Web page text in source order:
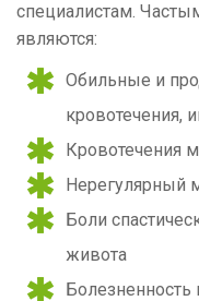
специалистам.
являются:
Обильные и
кровотечения,
Кровотечения
Нерегулярный
Боли
живота